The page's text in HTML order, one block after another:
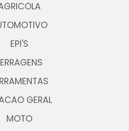
EPI'S
GERAL
MOTO